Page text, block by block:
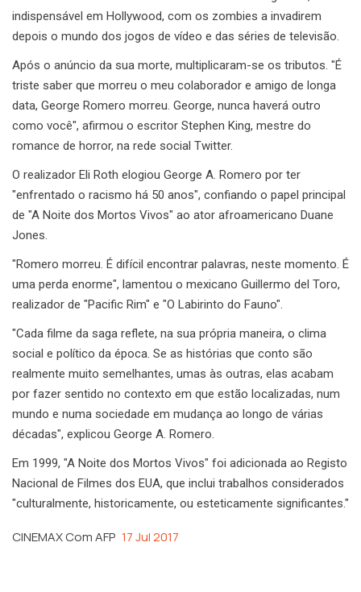
indispensável em Hollywood, com os zombies a invadirem
depois o mundo dos jogos de vídeo e das séries de televisão.
Após o anúncio da sua morte, multiplicaram-se os tributos. "É
triste saber que morreu o meu colaborador e amigo de longa
data, George Romero morreu. George, nunca haverá outro
como você", afirmou o escritor Stephen King, mestre do
romance de horror, na rede social Twitter.
O realizador Eli Roth elogiou George A. Romero por ter
"enfrentado o racismo há 50 anos", confiando o papel principal
de "A Noite dos Mortos Vivos" ao ator afroamericano Duane
Jones.
"Romero morreu. É difícil encontrar palavras, neste momento. É
uma perda enorme", lamentou o mexicano Guillermo del Toro,
realizador de "Pacific Rim" e "O Labirinto do Fauno".
"Cada filme da saga reflete, na sua própria maneira, o clima
social e político da época. Se as histórias que conto são
realmente muito semelhantes, umas às outras, elas acabam
por fazer sentido no contexto em que estão localizadas, num
mundo e numa sociedade em mudança ao longo de várias
décadas", explicou George A. Romero.
Em 1999, "A Noite dos Mortos Vivos" foi adicionada ao Registo
Nacional de Filmes dos EUA, que inclui trabalhos considerados
"culturalmente, historicamente, ou esteticamente significantes."
CINEMAX Com AFP 17 Jul 2017